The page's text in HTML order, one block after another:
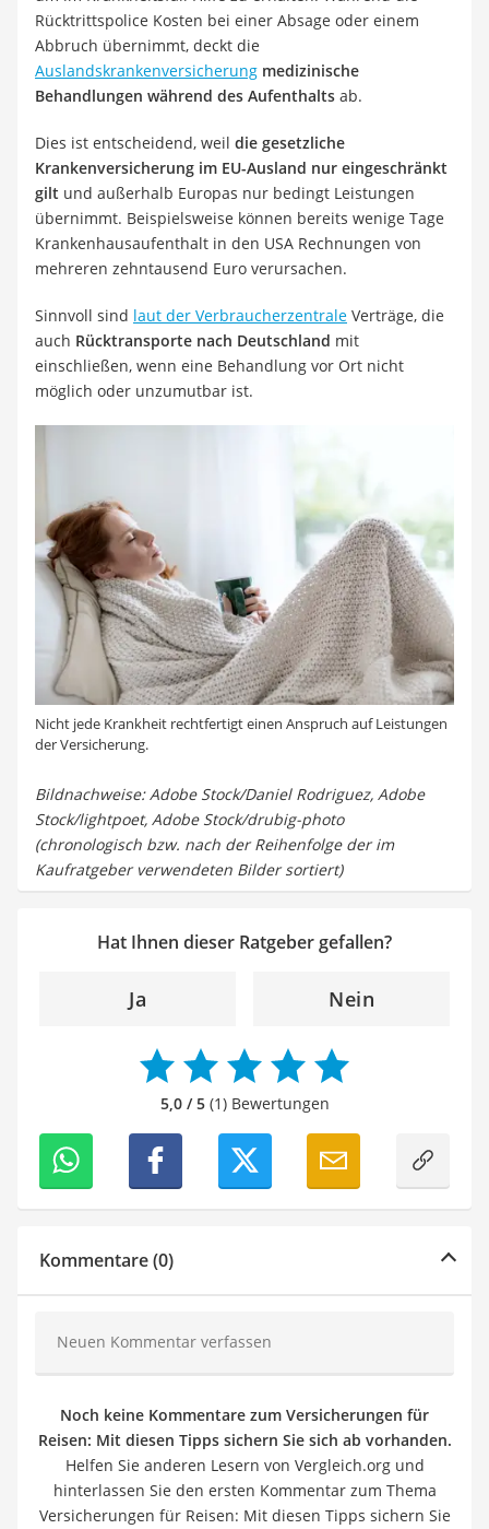
Rücktrittspolice Kosten bei einer Absage oder einem
Abbruch übernimmt, deckt die
Auslandskrankenversicherung medizinische
Behandlungen während des Aufenthalts ab.
Dies ist entscheidend, weil die gesetzliche
Krankenversicherung im EU-Ausland nur eingeschränkt
gilt und außerhalb Europas nur bedingt Leistungen
übernimmt. Beispielsweise können bereits wenige Tage
Krankenhausaufenthalt in den USA Rechnungen von
mehreren zehntausend Euro verursachen.
Sinnvoll sind laut der Verbraucherzentrale Verträge, die
auch Rücktransporte nach Deutschland mit
einschließen, wenn eine Behandlung vor Ort nicht
möglich oder unzumutbar ist.
Nicht jede Krankheit rechtfertigt einen Anspruch auf Leistungen
der Versicherung.
Bildnachweise: Adobe Stock/Daniel Rodriguez, Adobe
Stock/lightpoet, Adobe Stock/drubig-photo
(chronologisch bzw. nach der Reihenfolge der im
Kaufratgeber verwendeten Bilder sortiert)
Hat Ihnen dieser Ratgeber gefallen?
Ja Nein
5,0 / 5(1) Bewertungen
Kommentare (0)
Neuen Kommentar verfassen
Noch keine Kommentare zum Versicherungen für
Reisen: Mit diesen Tipps sichern Sie sich ab vorhanden.
Helfen Sie anderen Lesern von Vergleich.org und
hinterlassen Sie den ersten Kommentar zum Thema
Versicherungen für Reisen: Mit diesen Tipps sichern Sie